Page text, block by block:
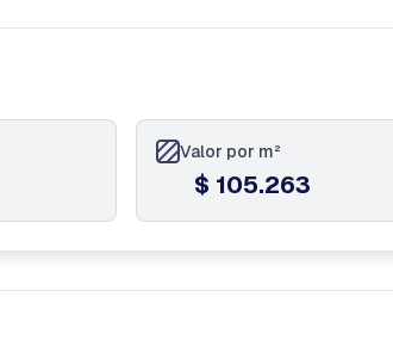
Valor por m²
$ 105.263